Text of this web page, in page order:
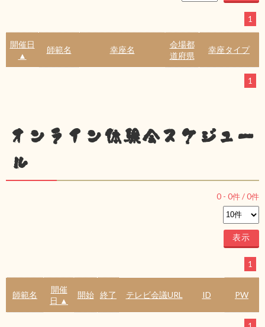
1
開催日
▲
師範名 幸座名
会場都
道府県
幸座タイプ
1
オンライン体験会スケジュー
ル
0 - 0件 /0件
1
師範名
開催
日 ▲
開始 終了 テレビ会議URL ID PW